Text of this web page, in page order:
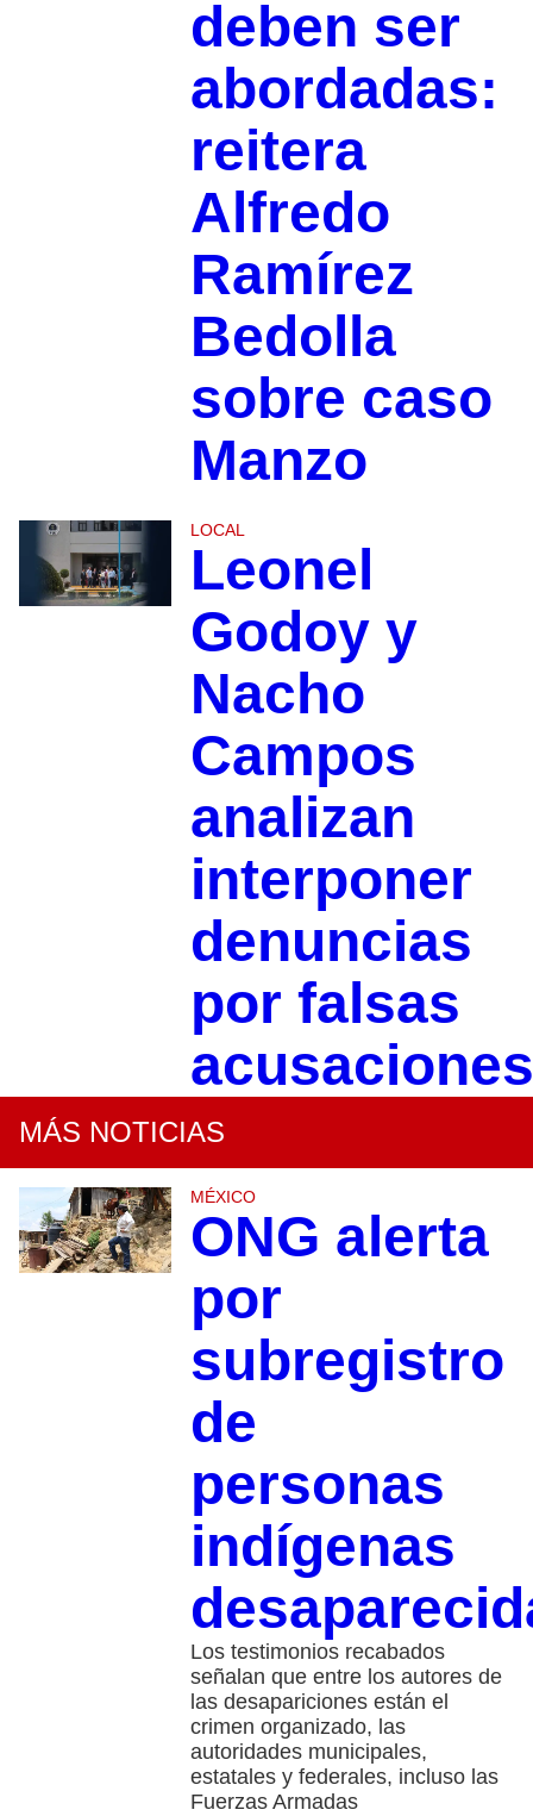
deben ser
abordadas:
reitera
Alfredo
Ramírez
Bedolla
sobre caso
Manzo
LOCAL
Leonel
Godoy y
Nacho
Campos
analizan
interponer
denuncias
por falsas
acusaciones
MÁS NOTICIAS
MÉXICO
ONG alerta
por
subregistro
de
personas
indígenas
Los testimonios recabados
señalan que entre los autores de
las desapariciones están el
crimen organizado, las
autoridades municipales,
estatales y federales, incluso las
Fuerzas Armadas